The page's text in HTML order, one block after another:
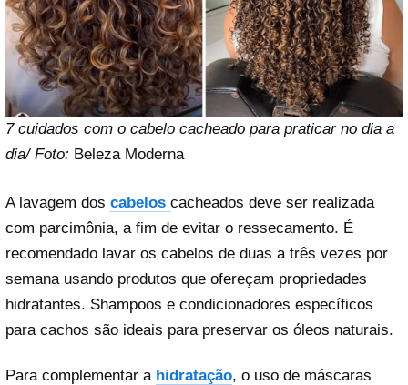
7 cuidados com o cabelo cacheado para praticar no dia a
dia/ Foto: Beleza Moderna
A lavagem dos cabelos cacheados deve ser realizada
com parcimônia, a fim de evitar o ressecamento. É
recomendado lavar os cabelos de duas a três vezes por
semana usando produtos que ofereçam propriedades
hidratantes. Shampoos e condicionadores específicos
para cachos são ideais para preservar os óleos naturais.
Para complementar a hidratação, o uso de máscaras